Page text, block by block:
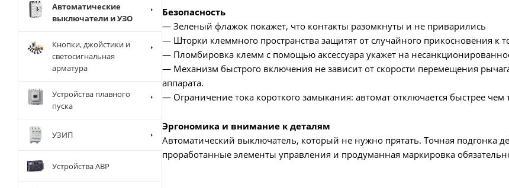
Безопасность
— Зеленый флажок покажет, что контакты разомкнуты и не приварились
— Шторки клеммного пространства защитят от случайного прикосновения к
— Пломбировка клемм с помощью аксессуара укажет на
— Механизм быстрого включения не зависит от скорости перемещения
аппарата.
— Ограничение тока короткого замыкания: автомат отключается быстрее чем
Эргономика и внимание к деталям
Автоматический выключатель, который не нужно прятать. Точная подгонка
проработанные элементы управления и продуманная маркировка
Автоматические
выключатели и УЗО
Кнопки, джойстики и
светосигнальная
арматура
Устройства плавного
пуска
УЗИП
Устройства АВР